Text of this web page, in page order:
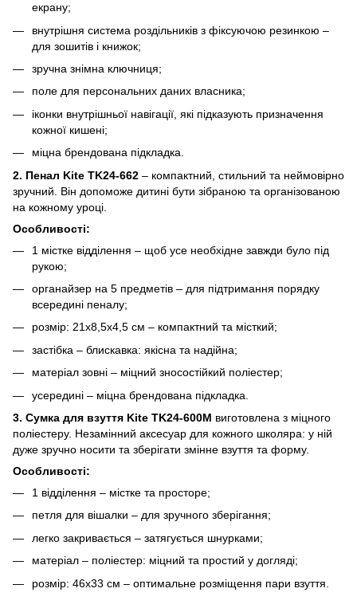
екрану;
внутрішня система роздільників з фіксуючою резинкою –
для зошитів і книжок;
зручна знімна ключниця;
поле для персональних даних власника;
іконки внутрішньої навігації, які підказують призначення
кожної кишені;
міцна брендована підкладка.
2. Пенал Kite TK24-662 – компактний, стильний та неймовірно
зручний. Він допоможе дитині бути зібраною та організованою
на кожному уроці.
Особливості:
1 містке відділення – щоб усе необхідне завжди було під
рукою;
органайзер на 5 предметів – для підтримання порядку
всередині пеналу;
розмір: 21х8,5х4,5 см – компактний та місткий;
застібка – блискавка: якісна та надійна;
матеріал зовні – міцний зносостійкий поліестер;
усередині – міцна брендована підкладка.
3. Сумка для взуття Kite TK24-600M виготовлена з міцного
поліестеру. Незамінний аксесуар для кожного школяра: у ній
дуже зручно носити та зберігати змінне взуття та форму.
Особливості:
1 відділення – містке та просторе;
петля для вішалки – для зручного зберігання;
легко закривається – затягується шнурками;
матеріал – поліестер: міцний та простий у догляді;
розмір: 46x33 см – оптимальне розміщення пари взуття.